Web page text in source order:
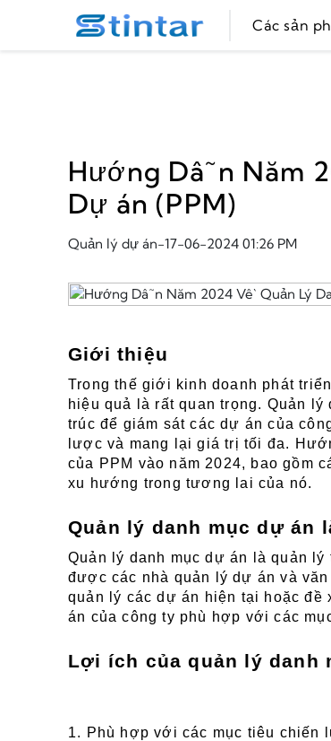
Các sản
Hướng Dẫn Năm
Dự án (PPM)
Quản lý dự án-17-06-2024 01:26 PM
Giới thiệu
Trong thế giới kinh doanh phát
hiệu quả là rất quan trọng. Quản
trúc để giám sát các dự án của
lược và mang lại giá trị tối đa.
của PPM vào năm 2024, bao gồm
xu hướng trong tương lai của nó.
Quản lý danh mục dự án
Quản lý danh mục dự án là quản
được các nhà quản lý dự án và
quản lý các dự án hiện tại hoặc đề
án của công ty phù hợp với các
Lợi ích của quản lý danh
1. Phù hợp với các mục tiêu chiến